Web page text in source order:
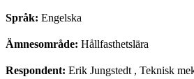
Språk: Engelska
Ämnesområde: Hållfasthetslära
Respondent: Erik Jungstedt , Teknisk